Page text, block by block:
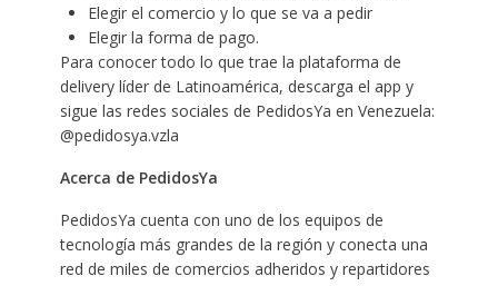
Elegir el comercio y lo que se va a pedir
Elegir la forma de pago.
Para conocer todo lo que trae la plataforma de
delivery líder de Latinoamérica, descarga el app y
sigue las redes sociales de PedidosYa en Venezuela:
@pedidosya.vzla
Acerca de PedidosYa
PedidosYa cuenta con uno de los equipos de
tecnología más grandes de la región y conecta una
red de miles de comercios adheridos y repartidores